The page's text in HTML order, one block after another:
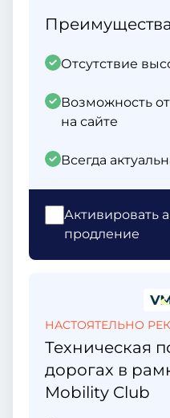
Преимущества
Отсутствие
Возможность
на сайте
Всегда
Активировать
продление
НАСТОЯТЕЛЬНО
Техническая
дорогах в
Mobility Club